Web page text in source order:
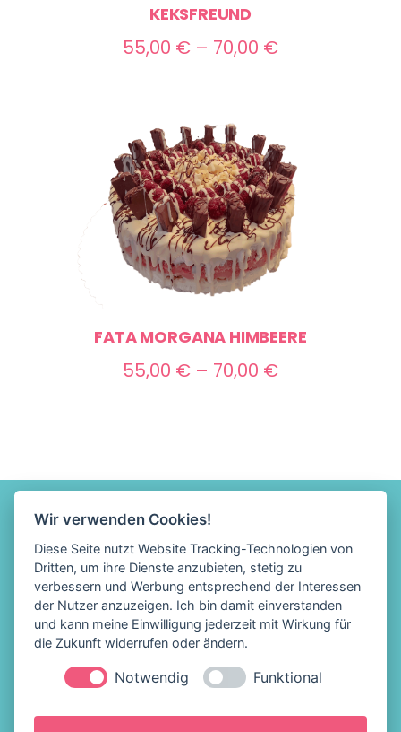
KEKSFREUND
55,00 € – 70,00 €Preisspanne:
FATA MORGANA HIMBEERE
55,00 € – 70,00 €Preisspanne:
Löffelhelden Eis &
Wir verwenden Cookies!
Diese Seite nutzt Website Tracking-Technologien von
Dritten, um ihre Dienste anzubieten, stetig zu
verbessern und Werbung entsprechend der Interessen
der Nutzer anzuzeigen. Ich bin damit einverstanden
und kann meine Einwilligung jederzeit mit Wirkung für
die Zukunft widerrufen oder ändern.
Notwendig Funktional